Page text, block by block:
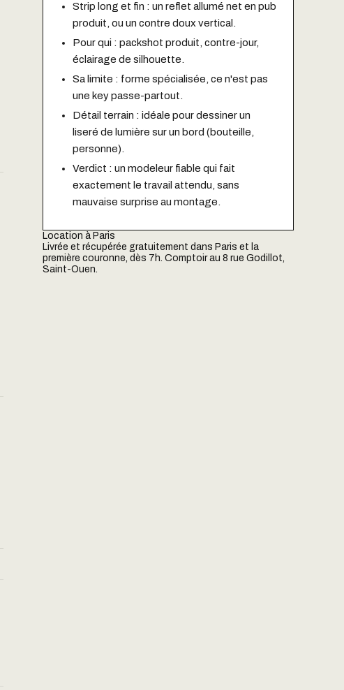
Strip long et fin : un reflet allumé net en pub
produit, ou un contre doux vertical.
Pour qui : packshot produit, contre-jour,
éclairage de silhouette.
Sa limite : forme spécialisée, ce n'est pas
une key passe-partout.
Détail terrain : idéale pour dessiner un
liseré de lumière sur un bord (bouteille,
personne).
Verdict : un modeleur fiable qui fait
exactement le travail attendu, sans
mauvaise surprise au montage.
Location à Paris
Livrée et récupérée gratuitement dans Paris et la
première couronne, dès 7h. Comptoir au 8 rue Godillot,
Saint-Ouen.